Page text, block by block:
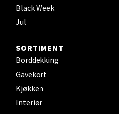
Black Week
Jul
SORTIMENT
Borddekking
Gavekort
Kjøkken
Interiør
0 i butikk
Leirvik - Stord